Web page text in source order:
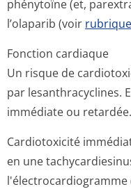
phénytoïne (et,
l’olaparib (voir
Fonction cardiaque
Un risque de
par lesanthracyclines.
immédiate ou retardée.
Cardiotoxicité
en une
l'électrocardi­ogramme